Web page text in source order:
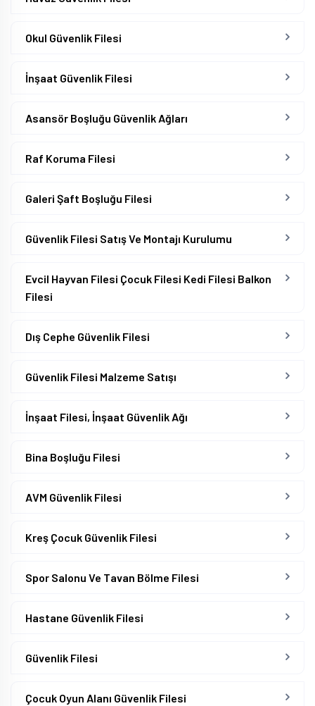
Okul Güvenlik Filesi
İnşaat Güvenlik Filesi
Asansör Boşluğu Güvenlik Ağları
Raf Koruma Filesi
Galeri Şaft Boşluğu Filesi
Güvenlik Filesi Satış Ve Montajı Kurulumu
Evcil Hayvan Filesi Çocuk Filesi Kedi Filesi Balkon
Filesi
Dış Cephe Güvenlik Filesi
Güvenlik Filesi Malzeme Satışı
İnşaat Filesi, İnşaat Güvenlik Ağı
Bina Boşluğu Filesi
AVM Güvenlik Filesi
Kreş Çocuk Güvenlik Filesi
Spor Salonu Ve Tavan Bölme Filesi
Hastane Güvenlik Filesi
Güvenlik Filesi
Çocuk Oyun Alanı Güvenlik Filesi